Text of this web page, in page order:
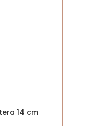
14 cm